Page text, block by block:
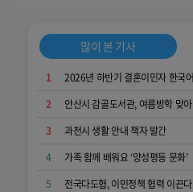
많이 본 기사
1
2026년 하반기 결혼이민자 한국
2
안산시 감골도서관, 여름방학 맞
3
과천시 생활 안내 책자 발간
4
가족 함께 배워요 ‘양성평등 문화’
5
전국다도협, 이민정책 협력 이끈다